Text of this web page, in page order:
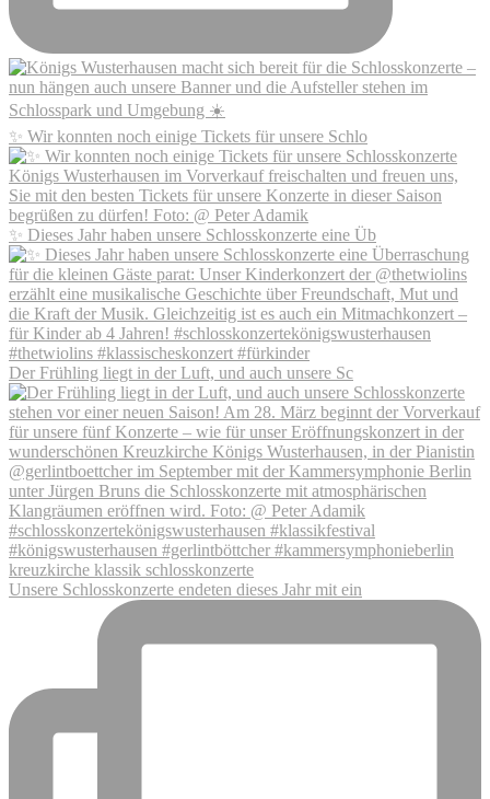
✨ Wir konnten noch einige Tickets für unsere Schlo
✨ Dieses Jahr haben unsere Schlosskonzerte eine Üb
Der Frühling liegt in der Luft, und auch unsere Sc
Unsere Schlosskonzerte endeten dieses Jahr mit ein